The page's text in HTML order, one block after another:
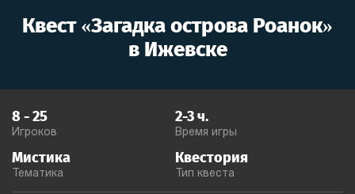
Квест «Загадка острова Роанок»
в Ижевске
8-25
Игроков
2-3ч.
Время игры
Мистика
Тематика
Квестория
Тип квеста